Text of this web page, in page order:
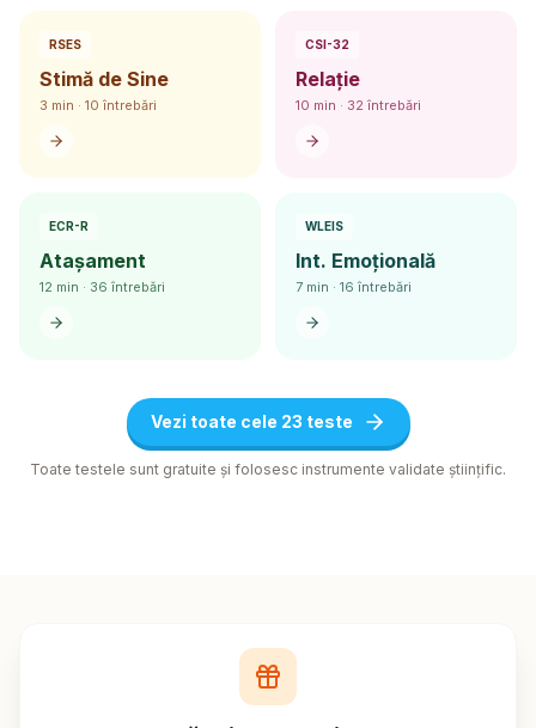
RSES
Stimă de Sine
3 min · 10 întrebări
CSI-32
Relație
10 min · 32 întrebări
ECR-R
Atașament
12 min · 36 întrebări
WLEIS
Int. Emoțională
7 min · 16 întrebări
Vezi toate cele 23 teste
Toate testele sunt gratuite și folosesc instrumente validate științific.